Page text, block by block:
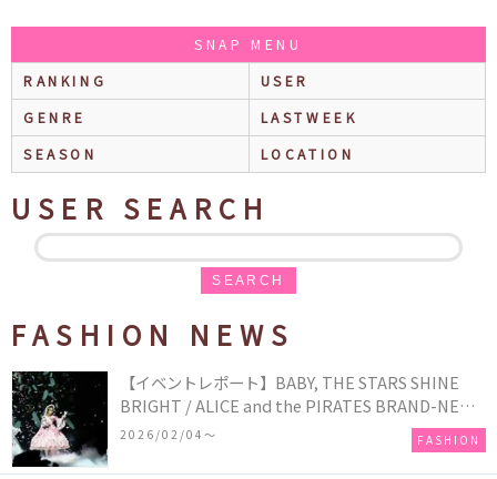
SNAP MENU
RANKING
USER
GENRE
LASTWEEK
SEASON
LOCATION
USER SEARCH
SEARCH
FASHION NEWS
【イベントレポート】BABY, THE STARS SHINE
BRIGHT / ALICE and the PIRATES BRAND-NEW
COLLECTION in TOKYO
2026/02/04〜 FASHION